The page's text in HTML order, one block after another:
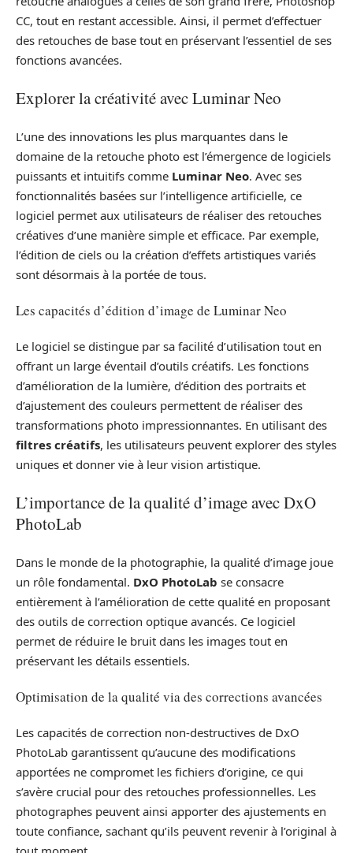
CC, tout en restant accessible. Ainsi, il permet d’effectuer
des retouches de base tout en préservant l’essentiel de ses
fonctions avancées.
Explorer la créativité avec Luminar Neo
L’une des innovations les plus marquantes dans le
domaine de la retouche photo est l’émergence de logiciels
puissants et intuitifs comme Luminar Neo. Avec ses
fonctionnalités basées sur l’intelligence artificielle, ce
logiciel permet aux utilisateurs de réaliser des retouches
créatives d’une manière simple et efficace. Par exemple,
l’édition de ciels ou la création d’effets artistiques variés
sont désormais à la portée de tous.
Les capacités d’édition d’image de Luminar Neo
Le logiciel se distingue par sa facilité d’utilisation tout en
offrant un large éventail d’outils créatifs. Les fonctions
d’amélioration de la lumière, d’édition des portraits et
d’ajustement des couleurs permettent de réaliser des
transformations photo impressionnantes. En utilisant des
filtres créatifs, les utilisateurs peuvent explorer des styles
uniques et donner vie à leur vision artistique.
L’importance de la qualité d’image avec DxO
PhotoLab
Dans le monde de la photographie, la qualité d’image joue
un rôle fondamental. DxO PhotoLab se consacre
entièrement à l’amélioration de cette qualité en proposant
des outils de correction optique avancés. Ce logiciel
permet de réduire le bruit dans les images tout en
préservant les détails essentiels.
Optimisation de la qualité via des corrections avancées
Les capacités de correction non-destructives de DxO
PhotoLab garantissent qu’aucune des modifications
apportées ne compromet les fichiers d’origine, ce qui
s’avère crucial pour des retouches professionnelles. Les
photographes peuvent ainsi apporter des ajustements en
toute confiance, sachant qu’ils peuvent revenir à l’original à